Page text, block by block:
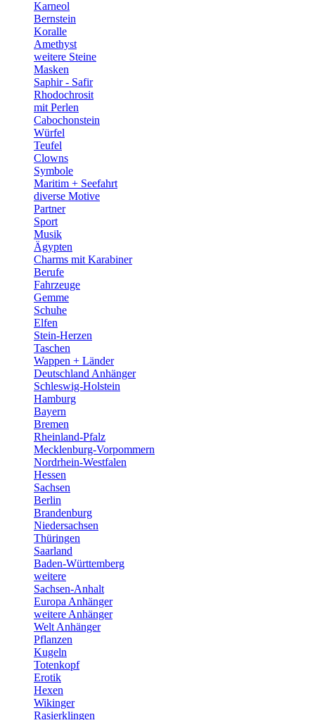
Karneol
Bernstein
Koralle
Amethyst
weitere Steine
Masken
Saphir - Safir
Rhodochrosit
mit Perlen
Cabochonstein
Würfel
Teufel
Clowns
Symbole
Maritim + Seefahrt
diverse Motive
Partner
Sport
Musik
Ägypten
Charms mit Karabiner
Berufe
Fahrzeuge
Gemme
Schuhe
Elfen
Stein-Herzen
Taschen
Wappen + Länder
Deutschland Anhänger
Schleswig-Holstein
Hamburg
Bayern
Bremen
Rheinland-Pfalz
Mecklenburg-Vorpommern
Nordrhein-Westfalen
Hessen
Sachsen
Berlin
Brandenburg
Niedersachsen
Thüringen
Saarland
Baden-Württemberg
weitere
Sachsen-Anhalt
Europa Anhänger
weitere Anhänger
Welt Anhänger
Pflanzen
Kugeln
Totenkopf
Erotik
Hexen
Wikinger
Rasierklingen